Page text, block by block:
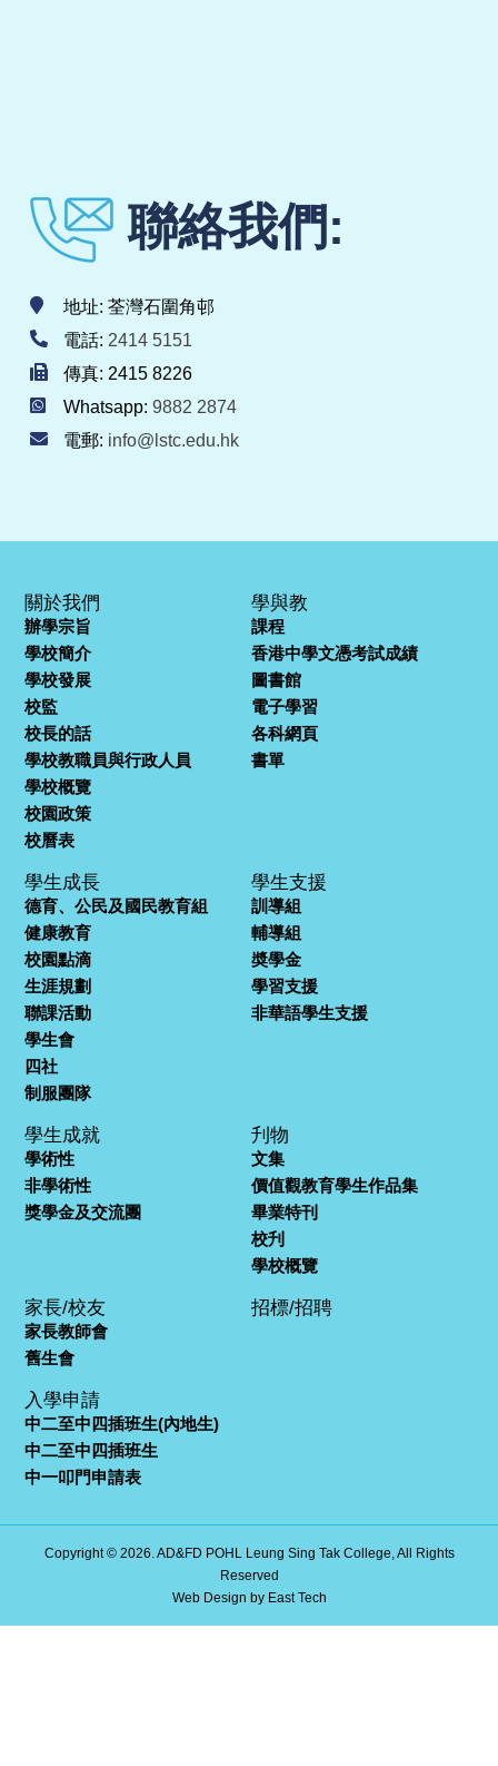
聯絡我們:
地址: 荃灣石圍角邨
電話: 2414 5151
傳真: 2415 8226
Whatsapp: 9882 2874
電郵: info@lstc.edu.hk
關於我們
辦學宗旨
學校簡介
學校發展
校監
校長的話
學校教職員與行政人員
學校概覽
校園政策
校曆表
學與教
課程
香港中學文憑考試成績
圖書館
電子學習
各科網頁
書單
學生成長
德育、公民及國民教育組
健康教育
校園點滴
生涯規劃
聯課活動
學生會
四社
制服團隊
學生支援
訓導組
輔導組
奬學金
學習支援
非華語學生支援
學生成就
學術性
非學術性
獎學金及交流團
刋物
文集
價值觀教育學生作品集
畢業特刊
校刋
學校概覽
家長/校友
家長教師會
舊生會
招標/招聘
入學申請
中二至中四插班生(內地生)
中二至中四插班生
中一叩門申請表
Copyright © 2026. AD&FD POHL Leung Sing Tak College, All Rights
Reserved
Web Design by East Tech